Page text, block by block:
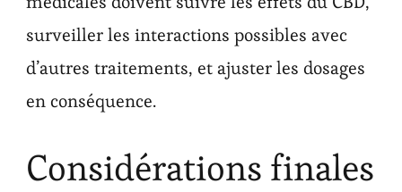
surveiller les interactions possibles avec
d’autres traitements, et ajuster les dosages
en conséquence.
Considérations finales